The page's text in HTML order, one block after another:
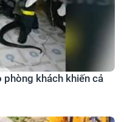
khách khiến cả